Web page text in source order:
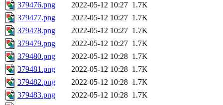
379476.png
2022-05-12 10:27 1.7K
379477.png
2022-05-12 10:27 1.7K
379478.png
2022-05-12 10:27 1.7K
379479.png
2022-05-12 10:27 1.7K
379480.png
2022-05-12 10:28 1.7K
379481.png
2022-05-12 10:28 1.7K
379482.png
2022-05-12 10:28 1.7K
379483.png
2022-05-12 10:28 1.7K